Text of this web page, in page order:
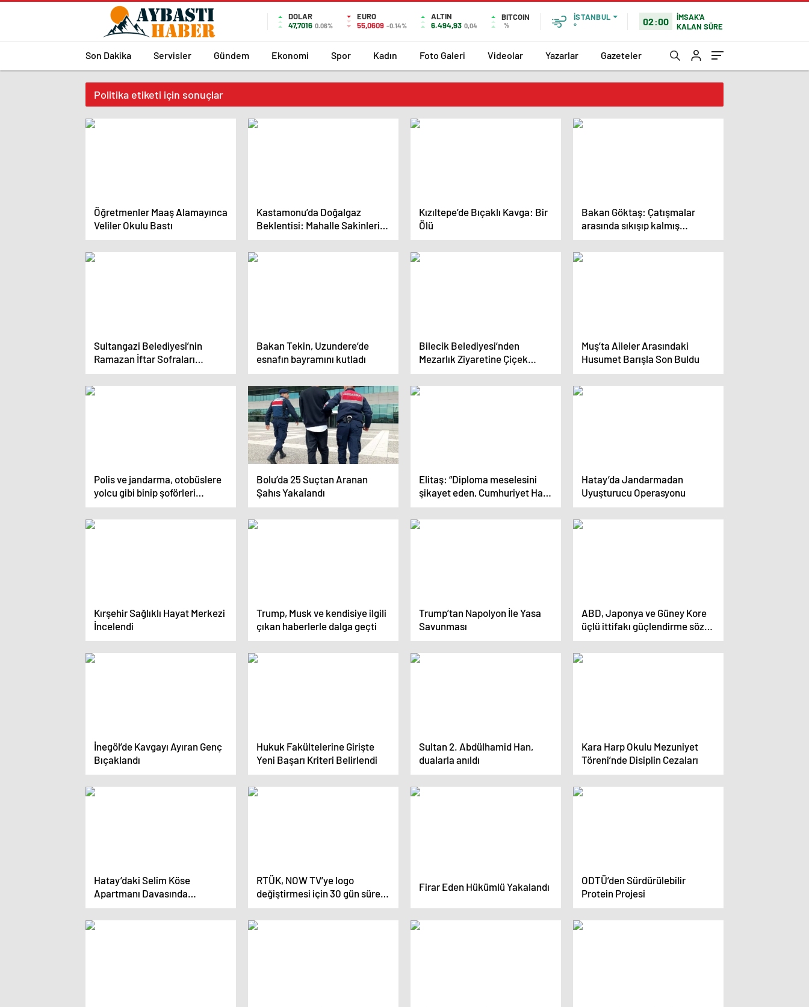
DOLAR
47,7016 0.06%
EURO
55,0609 -0.14%
ALTIN
6.494,93 0,04
BITCOIN
%
İSTANBUL
°
02:00
İMSAK'A
KALAN SÜRE
Son Dakika Servisler Gündem Ekonomi Spor Kadın Foto Galeri Videolar Yazarlar Gazeteler
Politika etiketi için sonuçlar
Öğretmenler Maaş Alamayınca
Veliler Okulu Bastı
Kastamonu’da Doğalgaz
Beklentisi: Mahalle Sakinleri
İsyanda
Kızıltepe’de Bıçaklı Kavga: Bir
Ölü
Bakan Göktaş: Çatışmalar
arasında sıkışıp kalmış
çocukların sesini daha fazla
duyurmalıyız
Sultangazi Belediyesi’nin
Ramazan İftar Sofraları
Balkanlara Taşındı
Bakan Tekin, Uzundere’de
esnafın bayramını kutladı
Bilecik Belediyesi’nden
Mezarlık Ziyaretine Çiçek
Hediyesi
Muş’ta Aileler Arasındaki
Husumet Barışla Son Buldu
Polis ve jandarma, otobüslere
yolcu gibi binip şoförleri
denetleyecek
Bolu’da 25 Suçtan Aranan
Şahıs Yakalandı
Elitaş: “Diploma meselesini
şikayet eden, Cumhuriyet Halk
Partililer. Yolsuzlukları, rüşveti,
şantajı şikayet edenler yine
onlar”
Hatay’da Jandarmadan
Uyuşturucu Operasyonu
Kırşehir Sağlıklı Hayat Merkezi
İncelendi
Trump, Musk ve kendisiye ilgili
çıkan haberlerle dalga geçti
Trump’tan Napolyon İle Yasa
Savunması
ABD, Japonya ve Güney Kore
üçlü ittifakı güçlendirme sözü
verdi
İnegöl’de Kavgayı Ayıran Genç
Bıçaklandı
Hukuk Fakültelerine Girişte
Yeni Başarı Kriteri Belirlendi
Sultan 2. Abdülhamid Han,
dualarla anıldı
Kara Harp Okulu Mezuniyet
Töreni’nde Disiplin Cezaları
Hatay’daki Selim Köse
Apartmanı Davasında
Sanıkların Tutuklanma Talebi
Reddedildi
RTÜK, NOW TV’ye logo
değiştirmesi için 30 gün süre
verdi
Firar Eden Hükümlü Yakalandı
ODTÜ’den Sürdürülebilir
Protein Projesi